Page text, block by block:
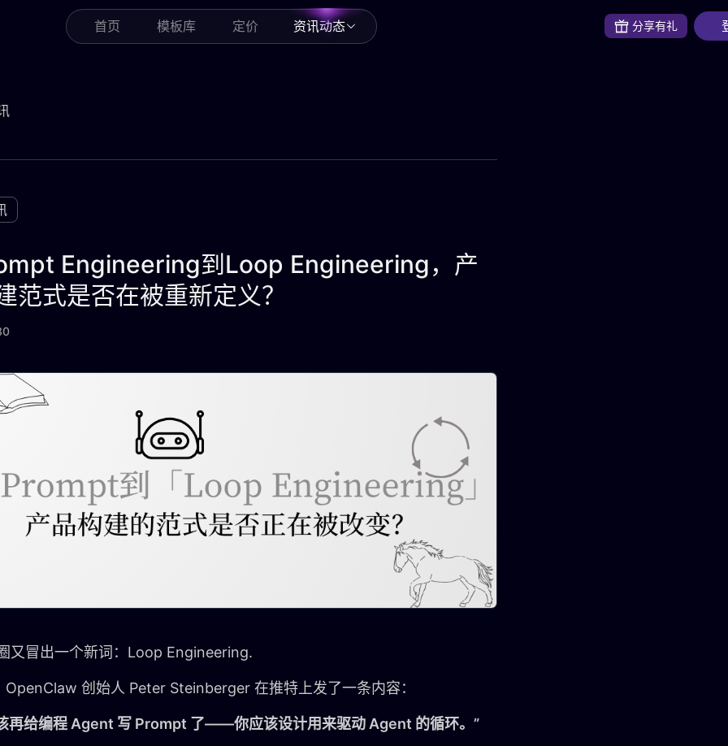
首页 模板库 定价 资讯动态 分享有礼
Engineering到Loop Engineering，产
范式是否在被重新定义？
又冒出一个新词：Loop Engineering.
OpenClaw 创始人 Peter Steinberger 在推特上发了一条内容：
再给编程 Agent 写 Prompt 了——你应该设计用来驱动 Agent 的循环。”